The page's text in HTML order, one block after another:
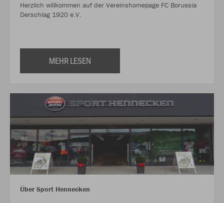
Herzlich willkommen auf der Vereinshomepage FC Borussia
Derschlag 1920 e.V.
MEHR LESEN
Über Sport Hennecken